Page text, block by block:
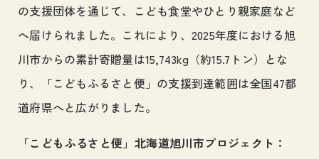
の支援団体を通じて、こども食堂やひとり親家庭など
へ届けられました。これにより、2025年度における旭
川市からの累計寄贈量は15,743kg（約15.7トン）とな
り、「こどもふるさと便」の支援到達範囲は全国47都
道府県へと広がりました。
「こどもふるさと便」北海道旭川市プロジェクト：